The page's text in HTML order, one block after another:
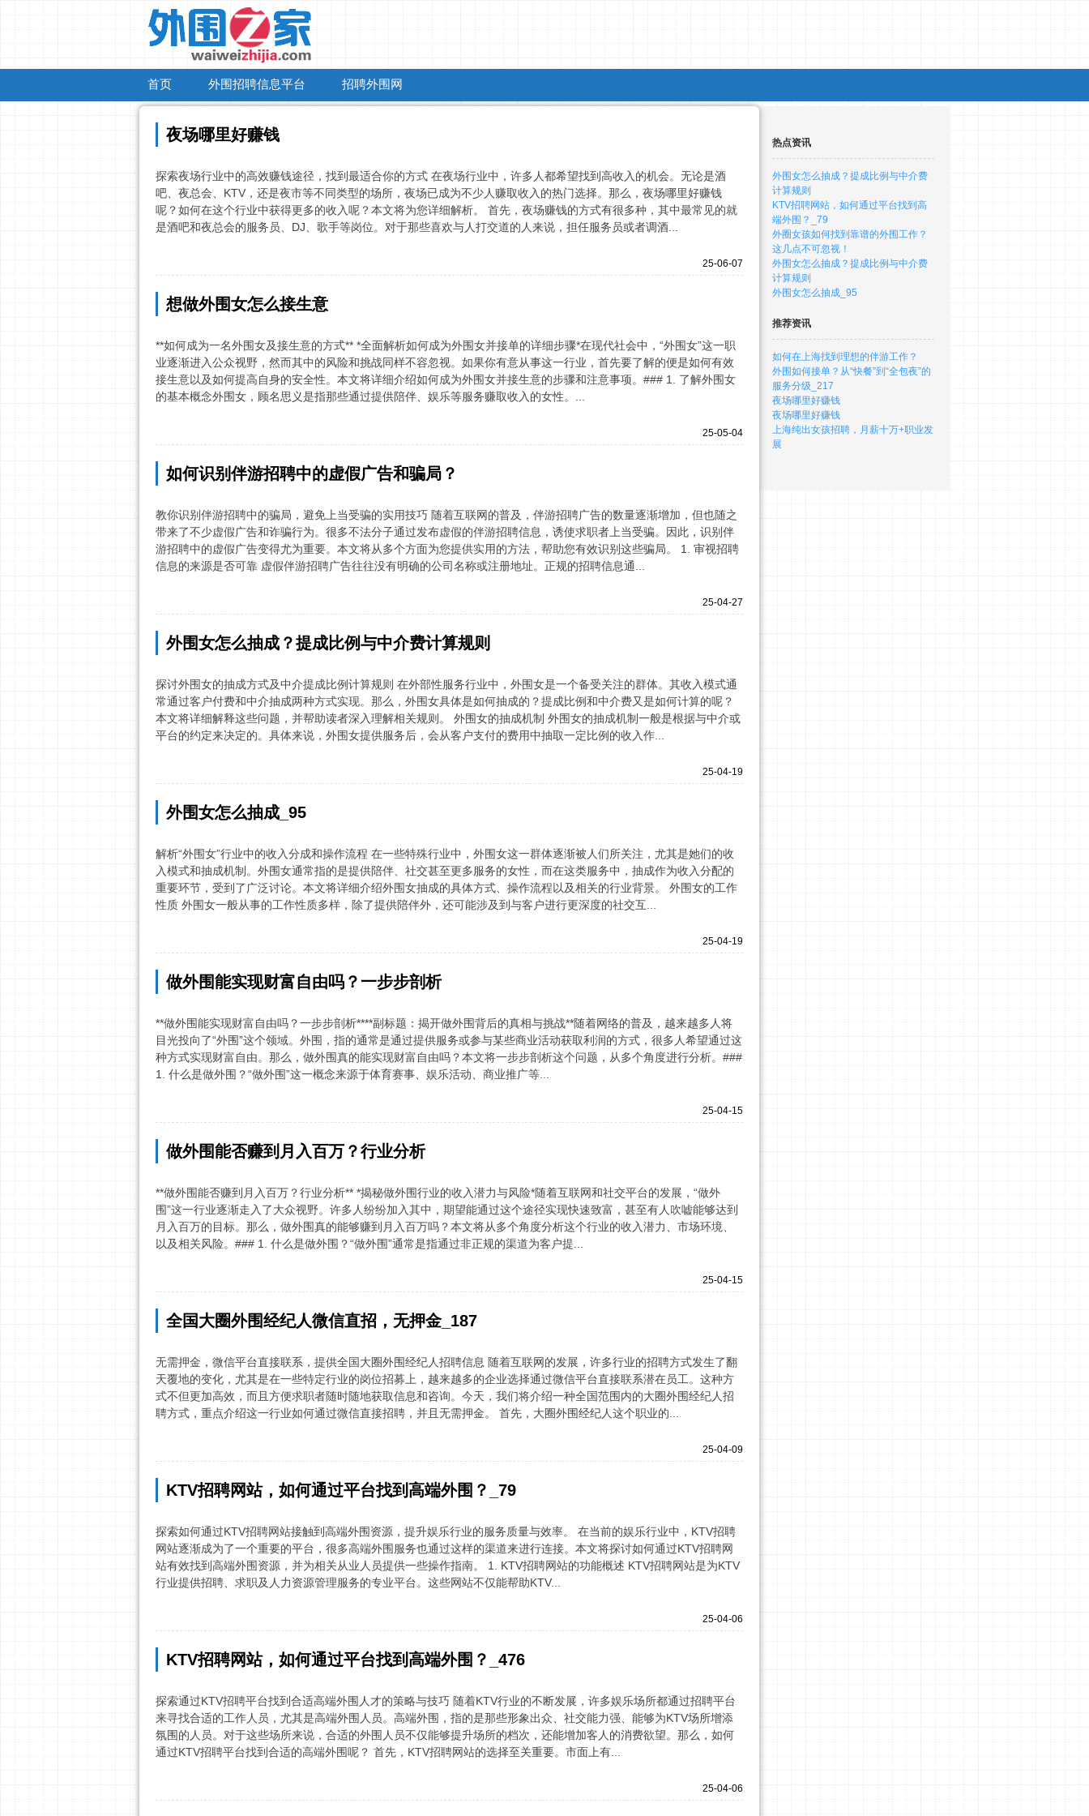
首页 外围招聘信息平台 招聘外围网
夜场哪里好赚钱
探索夜场行业中的高效赚钱途径，找到最适合你的方式 在夜场行业中，许多人都希望找到高收入的机会。无论是酒
吧、夜总会、KTV，还是夜市等不同类型的场所，夜场已成为不少人赚取收入的热门选择。那么，夜场哪里好赚钱
呢？如何在这个行业中获得更多的收入呢？本文将为您详细解析。 首先，夜场赚钱的方式有很多种，其中最常见的就
是酒吧和夜总会的服务员、DJ、歌手等岗位。对于那些喜欢与人打交道的人来说，担任服务员或者调酒...
25-06-07
想做外围女怎么接生意
**如何成为一名外围女及接生意的方式** *全面解析如何成为外围女并接单的详细步骤*在现代社会中，“外围女”这一职
业逐渐进入公众视野，然而其中的风险和挑战同样不容忽视。如果你有意从事这一行业，首先要了解的便是如何有效
接生意以及如何提高自身的安全性。本文将详细介绍如何成为外围女并接生意的步骤和注意事项。### 1. 了解外围女
的基本概念外围女，顾名思义是指那些通过提供陪伴、娱乐等服务赚取收入的女性。...
25-05-04
如何识别伴游招聘中的虚假广告和骗局？
教你识别伴游招聘中的骗局，避免上当受骗的实用技巧 随着互联网的普及，伴游招聘广告的数量逐渐增加，但也随之
带来了不少虚假广告和诈骗行为。很多不法分子通过发布虚假的伴游招聘信息，诱使求职者上当受骗。因此，识别伴
游招聘中的虚假广告变得尤为重要。本文将从多个方面为您提供实用的方法，帮助您有效识别这些骗局。 1. 审视招聘
信息的来源是否可靠 虚假伴游招聘广告往往没有明确的公司名称或注册地址。正规的招聘信息通...
25-04-27
外围女怎么抽成？提成比例与中介费计算规则
探讨外围女的抽成方式及中介提成比例计算规则 在外部性服务行业中，外围女是一个备受关注的群体。其收入模式通
常通过客户付费和中介抽成两种方式实现。那么，外围女具体是如何抽成的？提成比例和中介费又是如何计算的呢？
本文将详细解释这些问题，并帮助读者深入理解相关规则。 外围女的抽成机制 外围女的抽成机制一般是根据与中介或
平台的约定来决定的。具体来说，外围女提供服务后，会从客户支付的费用中抽取一定比例的收入作...
25-04-19
外围女怎么抽成_95
解析“外围女”行业中的收入分成和操作流程 在一些特殊行业中，外围女这一群体逐渐被人们所关注，尤其是她们的收
入模式和抽成机制。外围女通常指的是提供陪伴、社交甚至更多服务的女性，而在这类服务中，抽成作为收入分配的
重要环节，受到了广泛讨论。本文将详细介绍外围女抽成的具体方式、操作流程以及相关的行业背景。 外围女的工作
性质 外围女一般从事的工作性质多样，除了提供陪伴外，还可能涉及到与客户进行更深度的社交互...
25-04-19
做外围能实现财富自由吗？一步步剖析
**做外围能实现财富自由吗？一步步剖析****副标题：揭开做外围背后的真相与挑战**随着网络的普及，越来越多人将
目光投向了“外围”这个领域。外围，指的通常是通过提供服务或参与某些商业活动获取利润的方式，很多人希望通过这
种方式实现财富自由。那么，做外围真的能实现财富自由吗？本文将一步步剖析这个问题，从多个角度进行分析。###
1. 什么是做外围？“做外围”这一概念来源于体育赛事、娱乐活动、商业推广等...
25-04-15
做外围能否赚到月入百万？行业分析
**做外围能否赚到月入百万？行业分析** *揭秘做外围行业的收入潜力与风险*随着互联网和社交平台的发展，“做外
围”这一行业逐渐走入了大众视野。许多人纷纷加入其中，期望能通过这个途径实现快速致富，甚至有人吹嘘能够达到
月入百万的目标。那么，做外围真的能够赚到月入百万吗？本文将从多个角度分析这个行业的收入潜力、市场环境、
以及相关风险。### 1. 什么是做外围？“做外围”通常是指通过非正规的渠道为客户提...
25-04-15
全国大圈外围经纪人微信直招，无押金_187
无需押金，微信平台直接联系，提供全国大圈外围经纪人招聘信息 随着互联网的发展，许多行业的招聘方式发生了翻
天覆地的变化，尤其是在一些特定行业的岗位招募上，越来越多的企业选择通过微信平台直接联系潜在员工。这种方
式不但更加高效，而且方便求职者随时随地获取信息和咨询。今天，我们将介绍一种全国范围内的大圈外围经纪人招
聘方式，重点介绍这一行业如何通过微信直接招聘，并且无需押金。 首先，大圈外围经纪人这个职业的...
25-04-09
KTV招聘网站，如何通过平台找到高端外围？_79
探索如何通过KTV招聘网站接触到高端外围资源，提升娱乐行业的服务质量与效率。 在当前的娱乐行业中，KTV招聘
网站逐渐成为了一个重要的平台，很多高端外围服务也通过这样的渠道来进行连接。本文将探讨如何通过KTV招聘网
站有效找到高端外围资源，并为相关从业人员提供一些操作指南。 1. KTV招聘网站的功能概述 KTV招聘网站是为KTV
行业提供招聘、求职及人力资源管理服务的专业平台。这些网站不仅能帮助KTV...
25-04-06
KTV招聘网站，如何通过平台找到高端外围？_476
探索通过KTV招聘平台找到合适高端外围人才的策略与技巧 随着KTV行业的不断发展，许多娱乐场所都通过招聘平台
来寻找合适的工作人员，尤其是高端外围人员。高端外围，指的是那些形象出众、社交能力强、能够为KTV场所增添
氛围的人员。对于这些场所来说，合适的外围人员不仅能够提升场所的档次，还能增加客人的消费欲望。那么，如何
通过KTV招聘平台找到合适的高端外围呢？ 首先，KTV招聘网站的选择至关重要。市面上有...
25-04-06
热点资讯
外围女怎么抽成？提成比例与中介费
计算规则
KTV招聘网站，如何通过平台找到高
端外围？_79
外圈女孩如何找到靠谱的外围工作？
这几点不可忽视！
外围女怎么抽成？提成比例与中介费
计算规则
外围女怎么抽成_95
推荐资讯
如何在上海找到理想的伴游工作？
外围如何接单？从“快餐”到“全包夜”的
服务分级_217
夜场哪里好赚钱
夜场哪里好赚钱
上海纯出女孩招聘，月薪十万+职业发
展